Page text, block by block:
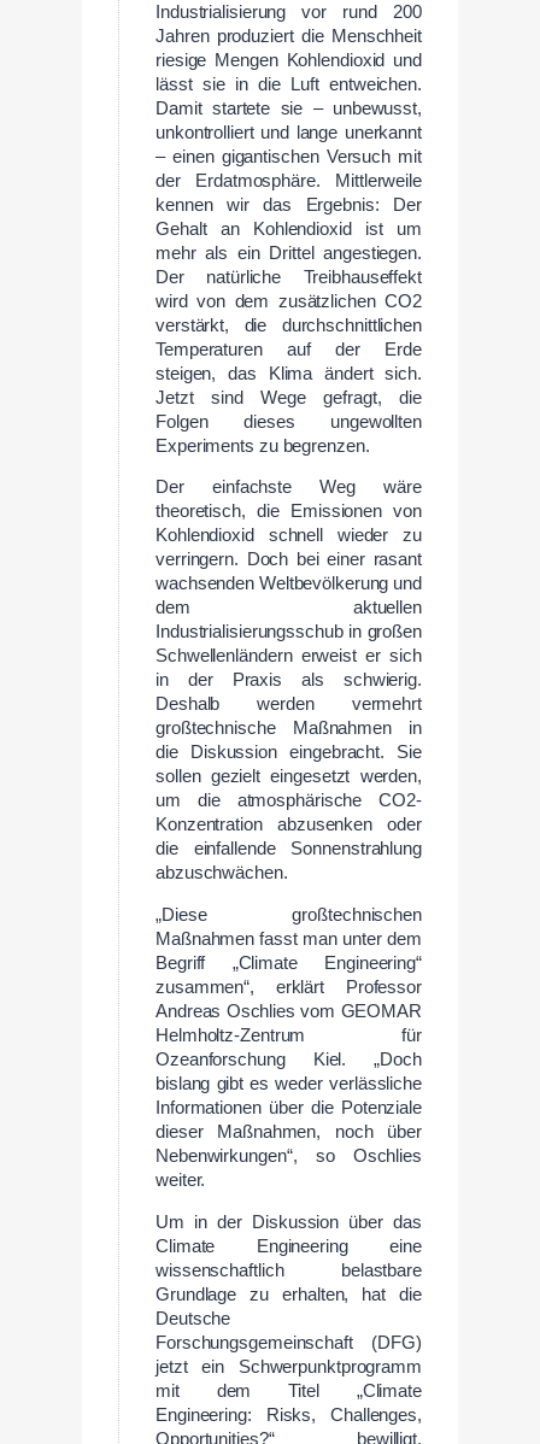
Industrialisierung vor rund 200
Jahren produziert die Menschheit
riesige Mengen Kohlendioxid und
lässt sie in die Luft entweichen.
Damit startete sie – unbewusst,
unkontrolliert und lange unerkannt
– einen gigantischen Versuch mit
der Erdatmosphäre. Mittlerweile
kennen wir das Ergebnis: Der
Gehalt an Kohlendioxid ist um
mehr als ein Drittel angestiegen.
Der natürliche Treibhauseffekt
wird von dem zusätzlichen CO2
verstärkt, die durchschnittlichen
Temperaturen auf der Erde
steigen, das Klima ändert sich.
Jetzt sind Wege gefragt, die
Folgen dieses ungewollten
Experiments zu begrenzen.
Der einfachste Weg wäre
theoretisch, die Emissionen von
Kohlendioxid schnell wieder zu
verringern. Doch bei einer rasant
wachsenden Weltbevölkerung und
dem aktuellen
Industrialisierungsschub in großen
Schwellenländern erweist er sich
in der Praxis als schwierig.
Deshalb werden vermehrt
großtechnische Maßnahmen in
die Diskussion eingebracht. Sie
sollen gezielt eingesetzt werden,
um die atmosphärische CO2-
Konzentration abzusenken oder
die einfallende Sonnenstrahlung
abzuschwächen.
„Diese großtechnischen
Maßnahmen fasst man unter dem
Begriff „Climate Engineering“
zusammen“, erklärt Professor
Andreas Oschlies vom GEOMAR
Helmholtz-Zentrum für
Ozeanforschung Kiel. „Doch
bislang gibt es weder verlässliche
Informationen über die Potenziale
dieser Maßnahmen, noch über
Nebenwirkungen“, so Oschlies
weiter.
Um in der Diskussion über das
Climate Engineering eine
wissenschaftlich belastbare
Grundlage zu erhalten, hat die
Deutsche
Forschungsgemeinschaft (DFG)
jetzt ein Schwerpunktprogramm
mit dem Titel „Climate
Engineering: Risks, Challenges,
Opportunities?“ bewilligt.